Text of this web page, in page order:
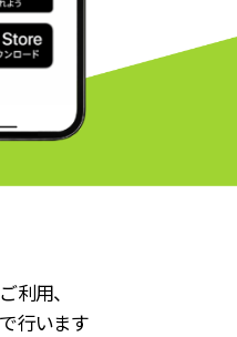
利用、
行います